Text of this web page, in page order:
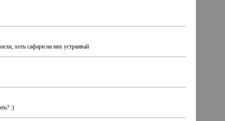
хоть сафари на них устраивай
:)